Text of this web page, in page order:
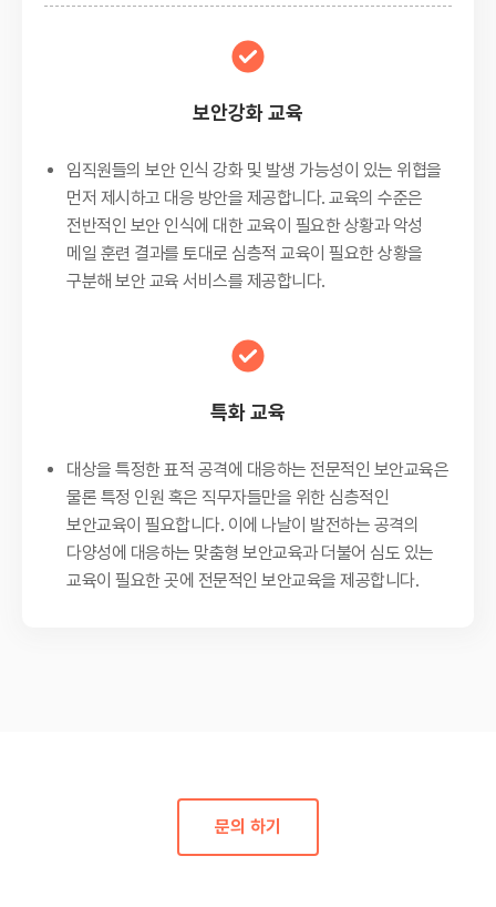
보안강화 교육
임직원들의 보안 인식 강화 및 발생 가능성이 있는 위협을
먼저 제시하고 대응 방안을 제공합니다. 교육의 수준은
전반적인 보안 인식에 대한 교육이 필요한 상황과 악성
메일 훈련 결과를 토대로 심층적 교육이 필요한 상황을
구분해 보안 교육 서비스를 제공합니다.
특화 교육
대상을 특정한 표적 공격에 대응하는 전문적인 보안교육은
물론 특정 인원 혹은 직무자들만을 위한 심층적인
보안교육이 필요합니다. 이에 나날이 발전하는 공격의
다양성에 대응하는 맞춤형 보안교육과 더불어 심도 있는
교육이 필요한 곳에 전문적인 보안교육을 제공합니다.
문의 하기